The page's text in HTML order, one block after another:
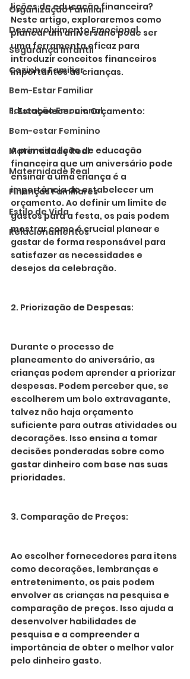
Organização Familiar
Desenvolvimento Emocional
Segurança Infantil
Cozinha Familiar
Bem-Estar Familiar
Educação Emocional
Bem-estar Feminino
Maternidade Real
Maternidade Real
Finanças Familiares
Estilo de Vida
Relacionamentos
lições de educação financeira?
Neste artigo, exploraremos como
planear um aniversário pode ser
uma ferramenta eficaz para
introduzir conceitos financeiros
importantes às crianças.
1. Estabelecer um Orçamento:
A primeira lição de educação
financeira que um aniversário pode
ensinar a uma criança é a
importância de estabelecer um
orçamento. Ao definir um limite de
gastos para a festa, os pais podem
mostrar como é crucial planear e
gastar de forma responsável para
satisfazer as necessidades e
desejos da celebração.
2. Priorização de Despesas:
Durante o processo de
planeamento do aniversário, as
crianças podem aprender a priorizar
despesas. Podem perceber que, se
escolherem um bolo extravagante,
talvez não haja orçamento
suficiente para outras atividades ou
decorações. Isso ensina a tomar
decisões ponderadas sobre como
gastar dinheiro com base nas suas
prioridades.
3. Comparação de Preços:
Ao escolher fornecedores para itens
como decorações, lembranças e
entretenimento, os pais podem
envolver as crianças na pesquisa e
comparação de preços. Isso ajuda a
desenvolver habilidades de
pesquisa e a compreender a
importância de obter o melhor valor
pelo dinheiro gasto.